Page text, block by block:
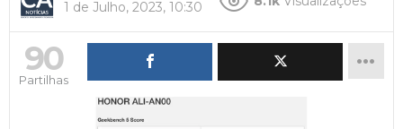
1 de Julho, 2023, 10:30
90
Partilhas